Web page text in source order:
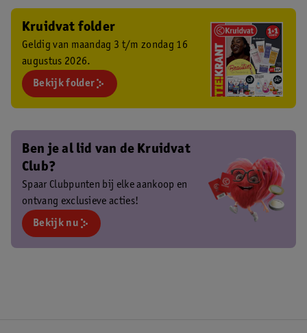
Kruidvat folder
Geldig van maandag 3 t/m zondag 16
augustus 2026.
Bekijk folder
Ben je al lid van de Kruidvat
Club?
Spaar Clubpunten bij elke aankoop en
ontvang exclusieve acties!
Bekijk nu